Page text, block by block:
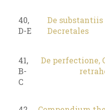
40,
D-E
De substantiis
Decretales
41,
B-
C
De perfectione,